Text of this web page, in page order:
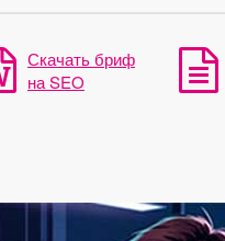
Скачать бриф
на SEO